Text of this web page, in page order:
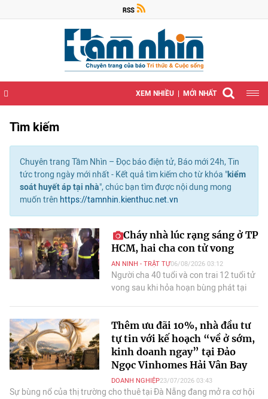
XEM NHIỀU MỚI NHẤT
Tìm kiếm
Chuyên trang Tầm Nhìn – Đọc báo điện tử, Báo mới 24h, Tin
tức trong ngày mới nhất - Kết quả tìm kiếm cho từ khóa "kiểm
soát huyết áp tại nhà", chúc bạn tìm được nội dung mong
muốn trên https://tamnhin.kienthuc.net.vn
Cháy nhà lúc rạng sáng ở TP
HCM, hai cha con tử vong
AN NINH - TRẬT TỰ06/08/2026 03:12
Người cha 40 tuổi và con trai 12 tuổi tử
vong sau khi hỏa hoạn bùng phát tại
Thêm ưu đãi 10%, nhà đầu tư
tự tin với kế hoạch “về ở sớm,
kinh doanh ngay” tại Đảo
Ngọc Vinhomes Hải Vân Bay
DOANH NGHIỆP23/07/2026 03:43
Sự bùng nổ của thị trường cho thuê tại Đà Nẵng đang mở ra cơ hội